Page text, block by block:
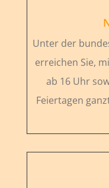
Unter der
erreichen Sie,
ab 16 Uhr
Feiertagen